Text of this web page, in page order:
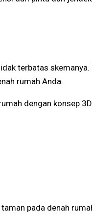
terbatas
rumah Anda.
dengan konsep
pada denah